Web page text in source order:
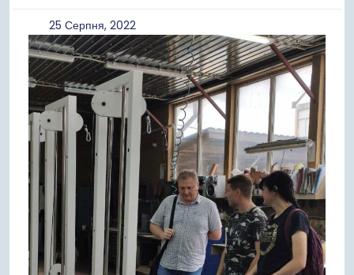
25 Серпня, 202225
Серпня,
2022